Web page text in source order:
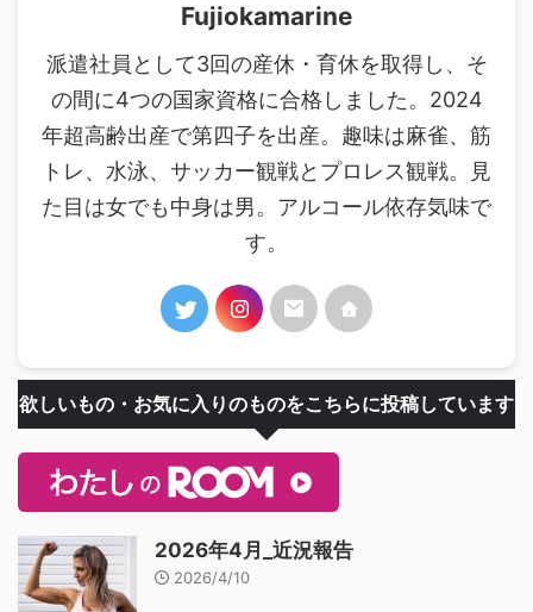
Fujiokamarine
派遣社員として3回の産休・育休を取得し、そ
の間に4つの国家資格に合格しました。2024
年超高齢出産で第四子を出産。趣味は麻雀、筋
トレ、水泳、サッカー観戦とプロレス観戦。見
た目は女でも中身は男。アルコール依存気味で
す。
欲しいもの・お気に入りのものをこちらに投稿しています
2026年4月_近況報告
2026/4/10